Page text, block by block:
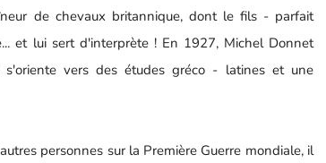
de chevaux britannique, dont le fils - parfait
et lui sert d'interprète ! En 1927, Michel Donnet
vers des études gréco - latines et une
personnes sur la Première Guerre mondiale, il